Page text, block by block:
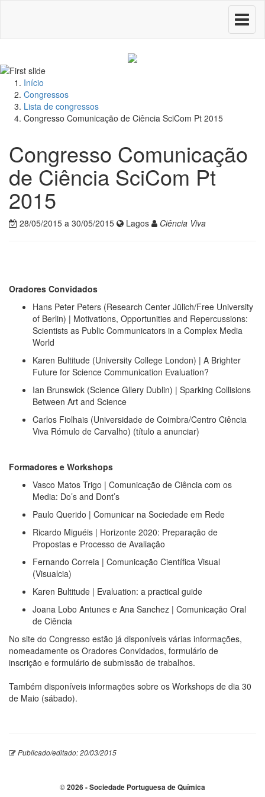
Toggle
Início
Congressos
Lista de congressos
Congresso Comunicação de Ciência SciCom Pt 2015
Congresso Comunicação
de Ciência SciCom Pt
2015
28/05/2015 a 30/05/2015 Lagos Ciência Viva
Oradores Convidados
Hans Peter Peters (Research Center Jülich/Free University
of Berlin) | Motivations, Opportunities and Repercussions:
Scientists as Public Communicators in a Complex Media
World
Karen Bultitude (University College London) | A Brighter
Future for Science Communication Evaluation?
Ian Brunswick (Science Gllery Dublin) | Sparking Collisions
Between Art and Science
Carlos Fiolhais (Universidade de Coimbra/Centro Ciência
Viva Rómulo de Carvalho) (título a anunciar)
Formadores e Workshops
Vasco Matos Trigo | Comunicação de Ciência com os
Media: Do’s and Dont’s
Paulo Querido | Comunicar na Sociedade em Rede
Ricardo Miguéis | Horizonte 2020: Preparação de
Propostas e Processo de Avaliação
Fernando Correia | Comunicação Científica Visual
(Visualcia)
Karen Bultitude | Evaluation: a practical guide
Joana Lobo Antunes e Ana Sanchez | Comunicação Oral
de Ciência
No site do Congresso estão já disponíveis várias informações,
nomeadamente os Oradores Convidados, formulário de
inscrição e formulário de submissão de trabalhos.
Também disponíveis informações sobre os Workshops de dia 30
de Maio (sábado).
Publicado/editado: 20/03/2015
©2026 - Sociedade Portuguesa de Química